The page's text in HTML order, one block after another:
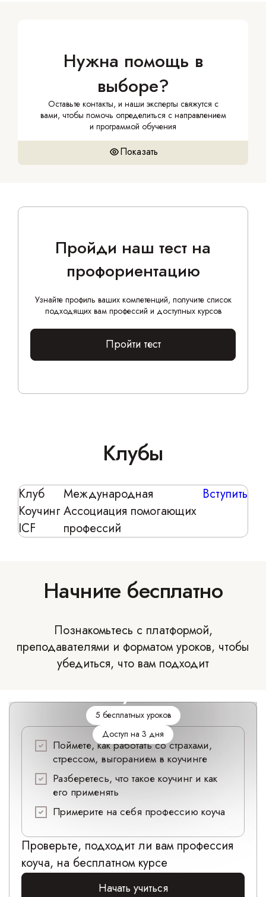
Нужна помощь в
выборе?
Оставьте контакты, и наши эксперты свяжутся с
вами, чтобы помочь определиться с направлением
и программой обучения
Показать
Пройди наш тест на
профориентацию
Узнайте профиль ваших компетенций, получите список
подходящих вам профессий и доступных курсов
Пройти тест
Клубы
Клуб
Коучинг
ICF
Международная
Ассоциация помогающих
профессий
Вступить
Начните бесплатно
Познакомьтесь с платформой,
преподавателями и форматом уроков, чтобы
убедиться, что вам подходит
5 бесплатных уроков
Доступ на 3 дня
Поймете, как работать со страхами,
стрессом, выгоранием в коучинге
Разберетесь, что такое коучинг и как
его применять
Примерите на себя профессию коуча
Проверьте, подходит ли вам профессия
коуча, на бесплатном курсе
Начать учиться